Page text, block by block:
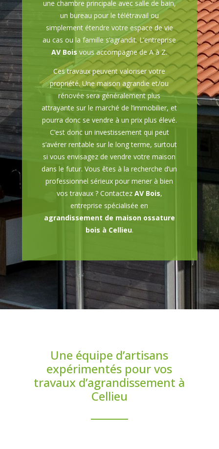
une chambre principale avec salle de bain,
un bureau pour le télétravail ou
simplement étendre votre espace de vie
au cas ou la famille s’agrandit. L’entreprise
AV Bois vous accompagne de A à Z.
Ces travaux peuvent valoriser votre
propriété. Une maison agrandie et/ou
rénovée sera généralement plus
attrayante sur le marché de l’immobilier, et
pourra donc se vendre à un prix plus élevé.
C’est donc un investissement qui peut
s’avérer rentable sur le long terme, surtout
si vous envisagez de vendre votre maison
dans le futur. Vous êtes à la recherche d’un
professionnel sérieux pour mener à bien
vos travaux ? Contactez AV Bois,
entreprise spécialisée en
agrandissement de maison ossature
bois à Cellieu.
Une équipe d’artisans
expérimentés pour vos
travaux d’agrandissement à
Cellieu